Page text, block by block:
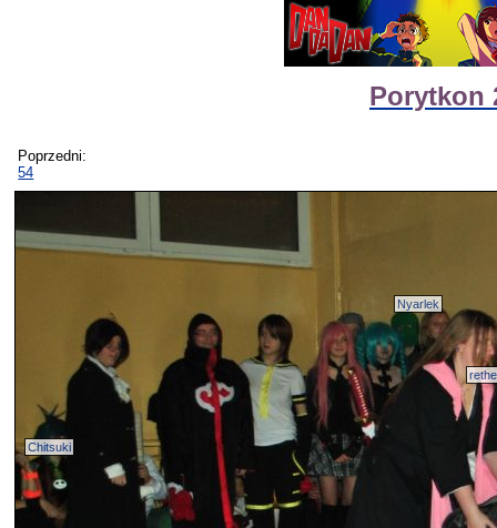
Porytkon
Poprzedni:
54
Chitsuki
Nyarlek
rethe